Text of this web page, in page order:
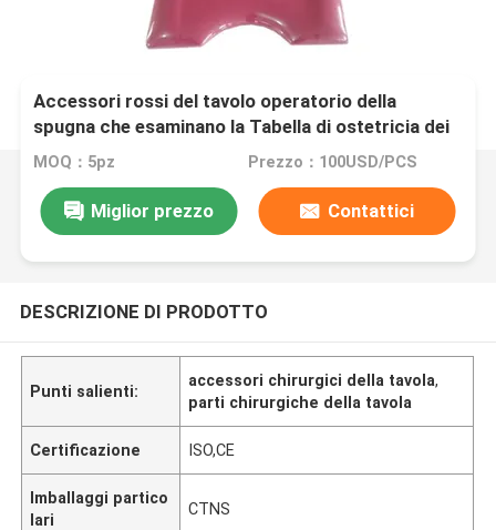
Accessori rossi del tavolo operatorio della
spugna che esaminano la Tabella di ostetricia dei
Electrics del letto
MOQ：5pz Prezzo：100USD/PCS
Miglior prezzo Contattici
DESCRIZIONE DI PRODOTTO
Punti salienti:
accessori chirurgici della tavola,
parti chirurgiche della tavola
Certificazione ISO,CE
Imballaggi partico
lari
CTNS